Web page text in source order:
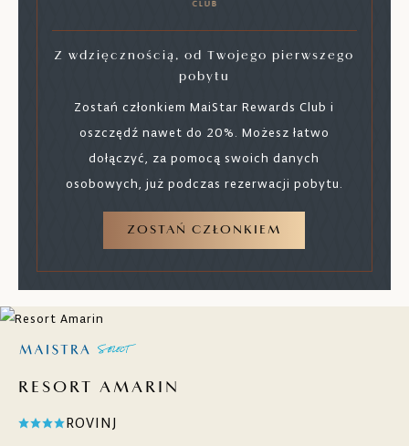
Z wdzięcznością, od Twojego pierwszego
pobytu
Zostań członkiem MaiStar Rewards Club i
oszczędź nawet do 20%. Możesz łatwo
dołączyć, za pomocą swoich danych
osobowych, już podczas rezerwacji pobytu.
ZOSTAŃ CZŁONKIEM
RESORT AMARIN
ROVINJ